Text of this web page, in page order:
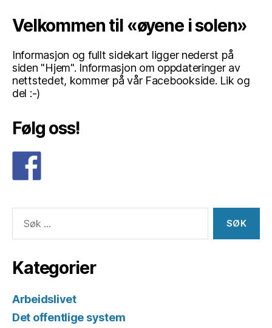
Velkommen til «øyene i solen»
Informasjon og fullt sidekart ligger nederst på
siden "Hjem". Informasjon om oppdateringer av
nettstedet, kommer på vår Facebookside. Lik og
del :-)
Følg oss!
etter:
Kategorier
Arbeidslivet
Det offentlige system